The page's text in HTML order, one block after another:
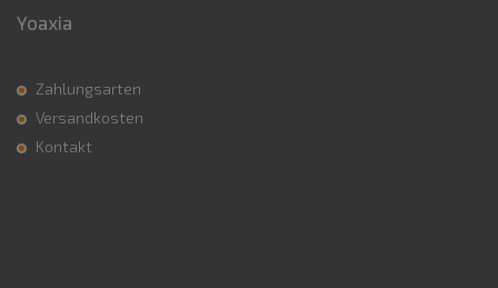
Yoaxia
Zahlungsarten
Versandkosten
Kontakt